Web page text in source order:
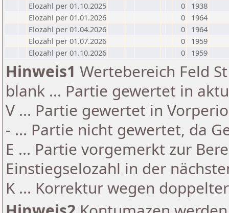
Elozahl per 01.10.2025
0
1938
Elozahl per 01.01.2026
0
1964
Elozahl per 01.04.2026
0
1964
Elozahl per 01.07.2026
0
1959
Elozahl per 01.10.2026
0 1959
Hinweis1 Wertebereich Feld
blank ... Partie gewertet in
V ... Partie gewertet in
- ... Partie nicht gewertet, da
E ... Partie vorgemerkt zur
Einstiegselozahl in der
K ... Korrektur wegen